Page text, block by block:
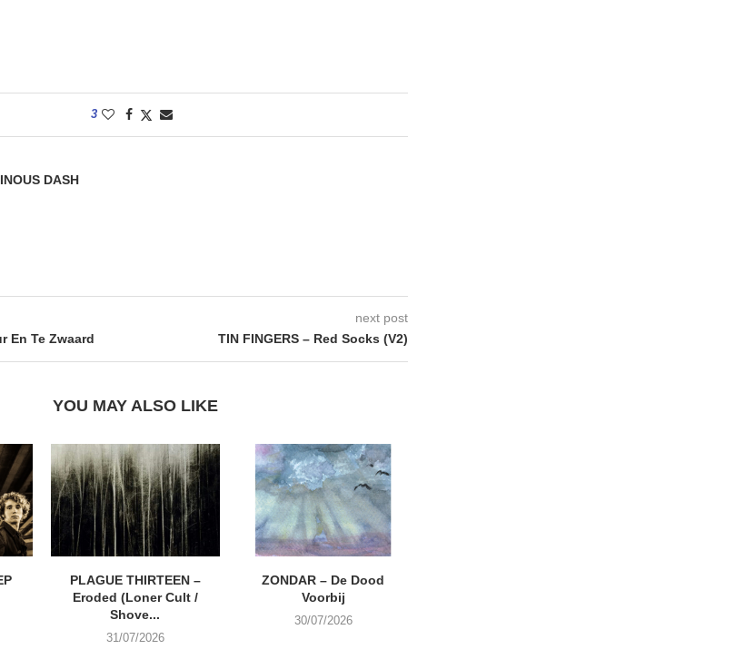
3
DASH
En Te Zwaard
next post
TIN FINGERS – Red Socks (V2)
YOU MAY ALSO LIKE
PLAGUE THIRTEEN –
Eroded (Loner Cult /
Shove...
31/07/2026
ZONDAR – De Dood
Voorbij
30/07/2026